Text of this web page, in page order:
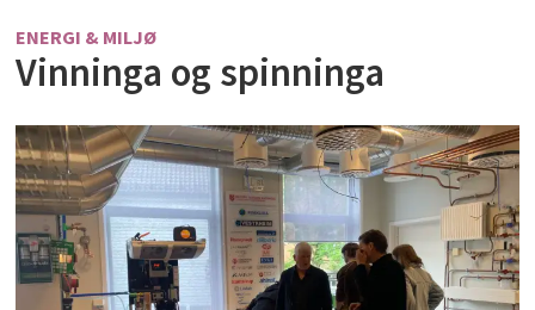
ENERGI & MILJØ
Vinninga og spinninga